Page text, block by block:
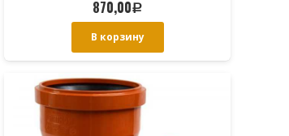
870,00Р
В корзину